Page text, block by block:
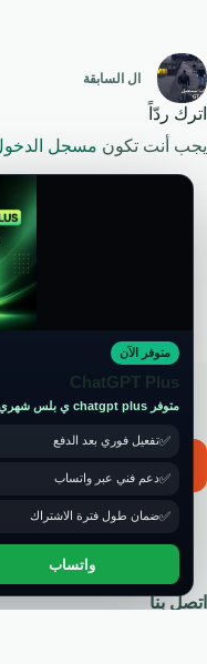
ال السابقة
اترك ردّاً
يجب أنت تكون مسجل
حقوق النشر
اتصل بنا
متوفر الآن
ChatGPT Plus
متوفر chatgpt plus ي بلس شهري
تفعيل فوري بعد الدفع
دعم فني عبر واتساب
ضمان طول فترة الاشتراك
واتساب